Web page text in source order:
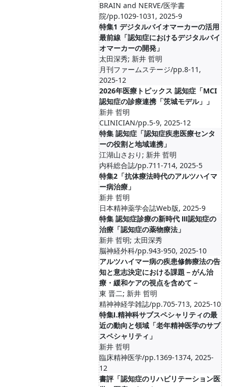
BRAIN and NERVE/医学書
院/pp.1029-1031, 2025-9
特集1 デジタルバイオマーカーの活用
最前線「認知症におけるデジタルバイ
オマーカーの開発」
太田深秀; 新井 哲明
月刊ファームステージ/pp.8-11,
2025-12
2026年医療トピックス 認知症「MCI
認知症の診療連携「茨城モデル」」
新井 哲明
CLINICIAN/pp.5-9, 2025-12
特集 認知症「認知症疾患医療センタ
ーの役割と地域連携」
江湖山さおり; 新井 哲明
内科総合誌/pp.711-714, 2025-5
特集2「抗体療法時代のアルツハイマ
ー病治療」
新井 哲明
日本精神薬学会誌Web版, 2025-9
特集 認知症診療の新時代 Ⅲ認知症の
治療「認知症の薬物療法」
新井 哲明; 太田深秀
脳神経外科/pp.943-950, 2025-10
アルツハイマー病の疾患修飾療法の告
知と意志決定における課題－がん治
療・緩和ケアの視点を含めて－
東 晋二; 新井 哲明
精神神経学雑誌/pp.705-713, 2025-10
特集Ⅰ.精神科サブスペシャリティの最
近の動向と領域「老年精神医学のサブ
スペシャリティ」
新井 哲明
臨床精神医学/pp.1369-1374, 2025-
12
書評「認知症のリハビリテーション医